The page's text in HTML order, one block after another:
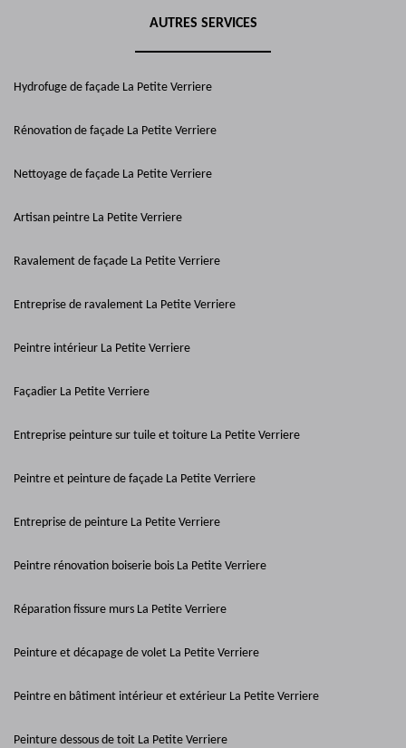
AUTRES SERVICES
Hydrofuge de façade La Petite Verriere
Rénovation de façade La Petite Verriere
Nettoyage de façade La Petite Verriere
Artisan peintre La Petite Verriere
Ravalement de façade La Petite Verriere
Entreprise de ravalement La Petite Verriere
Peintre intérieur La Petite Verriere
Façadier La Petite Verriere
Entreprise peinture sur tuile et toiture La Petite Verriere
Peintre et peinture de façade La Petite Verriere
Entreprise de peinture La Petite Verriere
Peintre rénovation boiserie bois La Petite Verriere
Réparation fissure murs La Petite Verriere
Peinture et décapage de volet La Petite Verriere
Peintre en bâtiment intérieur et extérieur La Petite Verriere
Peinture dessous de toit La Petite Verriere